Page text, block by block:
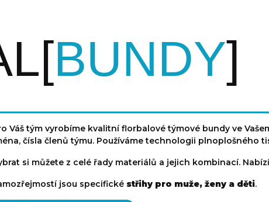
BUNDY
Váš tým vyrobíme kvalitní florbalové týmové bundy ve
čísla členů týmu. Používáme technologii plnoplošného
si můžete z celé řady materiálů a jejich kombinací.
jsou specifické střihy pro muže, ženy a děti.